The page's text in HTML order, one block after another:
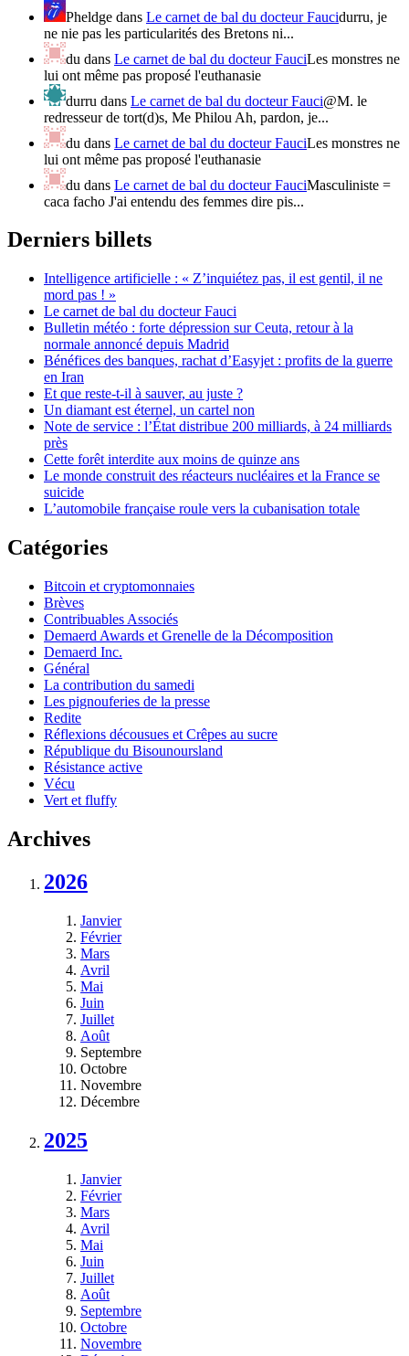
Pheldge dans Le carnet de bal du docteur Faucidurru, je
ne nie pas les particularités des Bretons ni...
du dans Le carnet de bal du docteur FauciLes monstres ne
lui ont même pas proposé l'euthanasie
durru dans Le carnet de bal du docteur Fauci@M. le
redresseur de tort(d)s, Me Philou Ah, pardon, je...
du dans Le carnet de bal du docteur FauciLes monstres ne
lui ont même pas proposé l'euthanasie
du dans Le carnet de bal du docteur FauciMasculiniste =
caca facho J'ai entendu des femmes dire pis...
Derniers billets
Intelligence artificielle : « Z’inquiétez pas, il est gentil, il ne
mord pas ! »
Le carnet de bal du docteur Fauci
Bulletin météo : forte dépression sur Ceuta, retour à la
normale annoncé depuis Madrid
Bénéfices des banques, rachat d’Easyjet : profits de la guerre
en Iran
Et que reste-t-il à sauver, au juste ?
Un diamant est éternel, un cartel non
Note de service : l’État distribue 200 milliards, à 24 milliards
près
Cette forêt interdite aux moins de quinze ans
Le monde construit des réacteurs nucléaires et la France se
suicide
L’automobile française roule vers la cubanisation totale
Catégories
Bitcoin et cryptomonnaies
Brèves
Contribuables Associés
Demaerd Awards et Grenelle de la Décomposition
Demaerd Inc.
Général
La contribution du samedi
Les pignouferies de la presse
Redite
Réflexions décousues et Crêpes au sucre
République du Bisounoursland
Résistance active
Vécu
Vert et fluffy
Archives
2026
Janvier
Février
Mars
Avril
Mai
Juin
Juillet
Août
Septembre
Octobre
Novembre
Décembre
2025
Janvier
Février
Mars
Avril
Mai
Juin
Juillet
Août
Septembre
Octobre
Novembre